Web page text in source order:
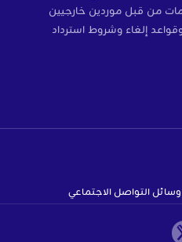
من قبل موردين خارجيين
إلغاء وشروط استرداد
التواصل الاجتماعي